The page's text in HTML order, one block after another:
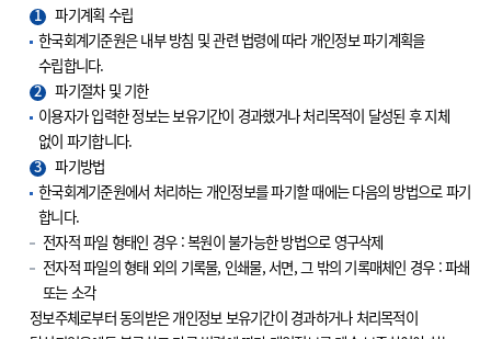
1
파기계획 수립
한국회계기준원은 내부 방침 및 관련 법령에 따라 개인정보 파기계획을
수립합니다.
2
파기절차 및 기한
이용자가 입력한 정보는 보유기간이 경과했거나 처리목적이 달성된 후 지체
없이 파기합니다.
3
파기방법
한국회계기준원에서 처리하는 개인정보를 파기할 때에는 다음의 방법으로 파기
합니다.
전자적 파일 형태인 경우 : 복원이 불가능한 방법으로 영구삭제
전자적 파일의 형태 외의 기록물, 인쇄물, 서면, 그 밖의 기록매체인 경우 : 파쇄
또는 소각
정보주체로부터 동의받은 개인정보 보유기간이 경과하거나 처리목적이